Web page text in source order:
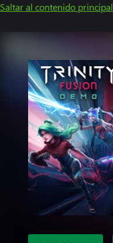
Saltar al contenido principal